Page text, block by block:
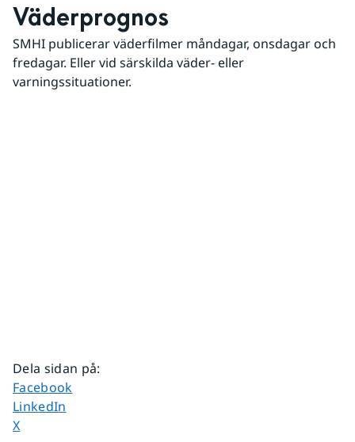
Väderprognos
SMHI publicerar väderfilmer måndagar, onsdagar och
fredagar. Eller vid särskilda väder- eller
varningssituationer.
Dela sidan på:
Dela sidan på
Facebook
Dela sidan på
LinkedIn
Dela sidan på
X